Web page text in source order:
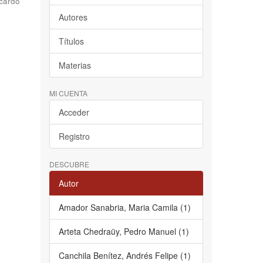
Autores
Títulos
Materias
MI CUENTA
Acceder
Registro
DESCUBRE
Autor
Amador Sanabria, Maria Camila (1)
Arteta Chedraüy, Pedro Manuel (1)
Canchila Benítez, Andrés Felipe (1)